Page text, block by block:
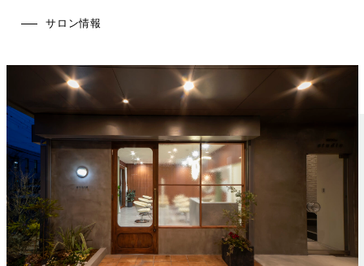
サロン情報